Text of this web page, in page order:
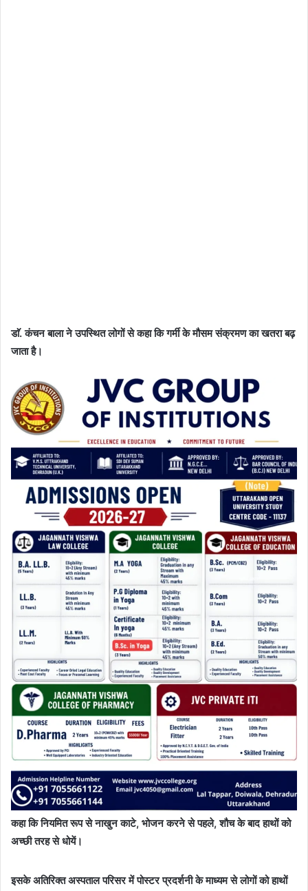
डाॅ. कंचन बाला ने उपस्थित लोगों से कहा कि गर्मी के मौसम संक्रमण का खतरा बढ़
जाता है।
कहा कि नियमित रूप से नाखुन काटे, भोजन करने से पहले, शौच के बाद हाथों को
अच्छी तरह से धोयें।
इसके अतिरिक्त अस्पताल परिसर में पोस्टर प्रदर्शनी के माध्यम से लोगों को हाथों